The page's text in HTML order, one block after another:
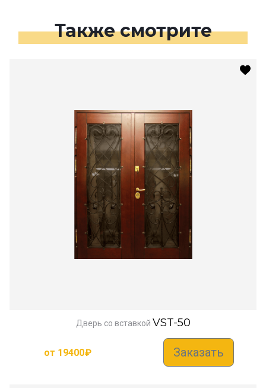
Также смотрите
Дверь со вставкой VST-50
от 19400₽ Заказать